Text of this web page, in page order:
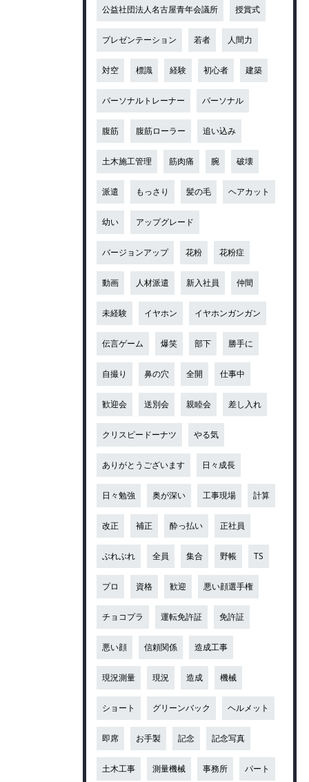
公益社団法人名古屋青年会議所 授賞式
プレゼンテーション 若者 人間力
対空 標識 経験 初心者 建築
パーソナルトレーナー パーソナル
腹筋 腹筋ローラー 追い込み
土木施工管理 筋肉痛 腕 破壊
派遣 もっさり 髪の毛 ヘアカット
幼い アップグレード
バージョンアップ 花粉 花粉症
動画 人材派遣 新入社員 仲間
未経験 イヤホン イヤホンガンガン
伝言ゲーム 爆笑 部下 勝手に
自撮り 鼻の穴 全開 仕事中
歓迎会 送別会 親睦会 差し入れ
クリスピードーナツ やる気
ありがとうございます 日々成長
日々勉強 奥が深い 工事現場 計算
改正 補正 酔っ払い 正社員
ぶれぶれ 全員 集合 野帳 TS
プロ 資格 歓迎 悪い顔選手権
チョコプラ 運転免許証 免許証
悪い顔 信頼関係 造成工事
現況測量 現況 造成 機械
ショート グリーンバック ヘルメット
即席 お手製 記念 記念写真
土木工事 測量機械 事務所 パート